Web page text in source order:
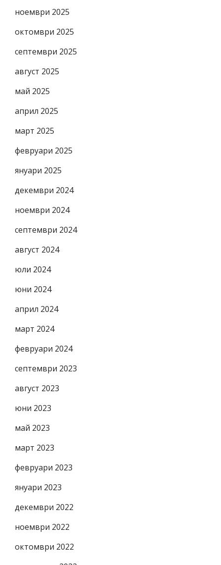
ноември 2025
октомври 2025
септември 2025
август 2025
май 2025
април 2025
март 2025
февруари 2025
януари 2025
декември 2024
ноември 2024
септември 2024
август 2024
юли 2024
юни 2024
април 2024
март 2024
февруари 2024
септември 2023
август 2023
юни 2023
май 2023
март 2023
февруари 2023
януари 2023
декември 2022
ноември 2022
октомври 2022